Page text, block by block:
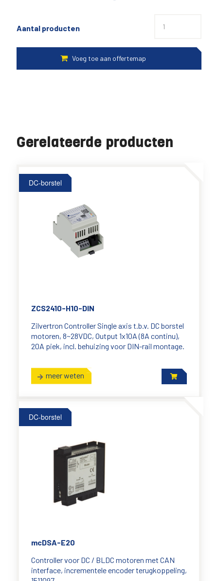
Aantal producten
Gerelateerde producten
DC-borstel
ZCS2410-H10-DIN
Zilvertron Controller Single axis t.b.v. DC borstel
motoren, 8~28VDC, Output 1x10A (8A continu),
20A piek, incl. behuizing voor DIN-rail montage.
meer weten
DC-borstel
mcDSA-E20
Controller voor DC / BLDC motoren met CAN
interface, incrementele encoder terugkoppeling,